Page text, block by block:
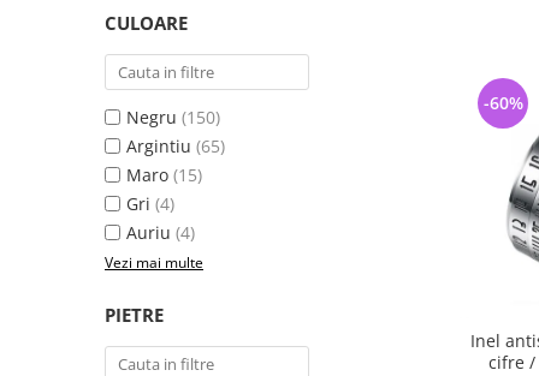
CULOARE
Negru (150)
Argintiu (65)
Maro (15)
Gri (4)
Auriu (4)
Vezi mai multe
PIETRE
Inel
cifre /
-60%